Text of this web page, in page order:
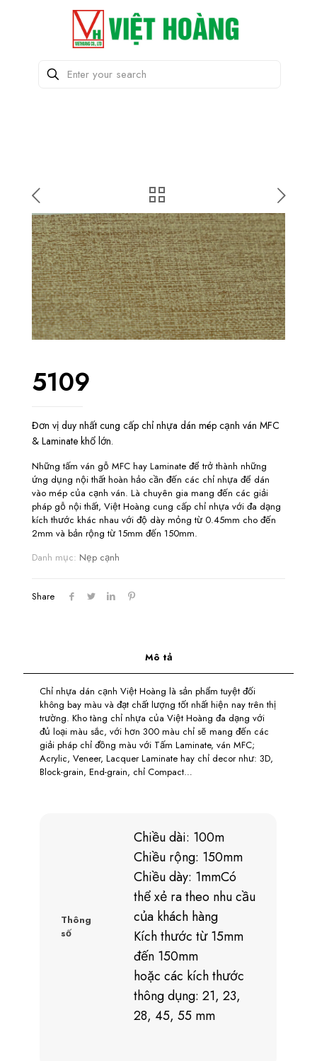
5109
Đơn vị duy nhất cung cấp chỉ nhựa dán mép cạnh ván MFC
& Laminate khổ lớn.
Những tấm ván gỗ MFC hay Laminate để trở thành những
ứng dụng nội thất hoàn hảo cần đến các chỉ nhựa để dán
vào mép của cạnh ván. Là chuyên gia mang đến các giải
pháp gỗ nội thất, Việt Hoàng cung cấp chỉ nhựa với đa dạng
kích thước khác nhau với độ dày mỏng từ 0.45mm cho đến
2mm và bản rộng từ 15mm đến 150mm.
Danh mục: Nẹp cạnh
Share
Mô tả
Chỉ nhựa dán cạnh Việt Hoàng là sản phẩm tuyệt đối
không bay màu và đạt chất lượng tốt nhất hiện nay trên thị
trường. Kho tàng chỉ nhựa của Việt Hoàng đa dạng với
đủ loại màu sắc, với hơn 300 màu chỉ sẽ mang đến các
giải pháp chỉ đồng màu với Tấm Laminate, ván MFC;
Acrylic, Veneer, Lacquer Laminate hay chỉ decor như: 3D,
Block-grain, End-grain, chỉ Compact…
Thông
số
Chiều dài: 100m
Chiều rộng: 150mm
Chiều dày: 1mmCó
thể xẻ ra theo nhu cầu
của khách hàng
Kích thước từ 15mm
đến 150mm
hoặc các kích thước
thông dụng: 21, 23,
28, 45, 55 mm